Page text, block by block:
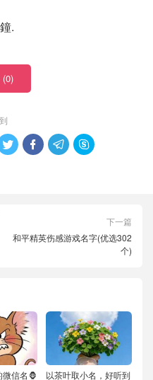
.
(0)
   
下一篇
和平精英伤感游戏名字(优选302
个)
信名🦍 以茶叶取小名，好听到